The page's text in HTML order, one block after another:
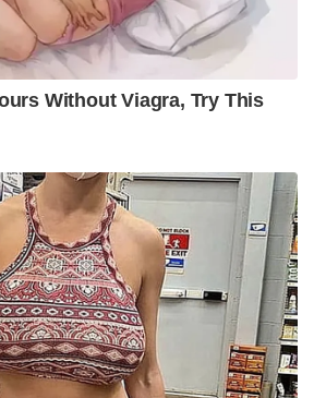
Without Viagra, Try This